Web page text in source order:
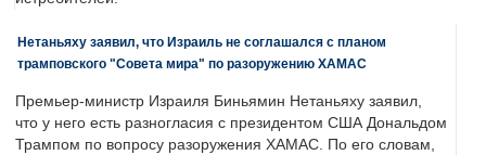
Нетаньяху заявил, что Израиль не соглашался с планом
трамповского "Совета мира" по разоружению ХАМАС
Премьер-министр Израиля Биньямин Нетаньяху заявил,
что у него есть разногласия с президентом США Дональдом
Трампом по вопросу разоружения ХАМАС. По его словам,